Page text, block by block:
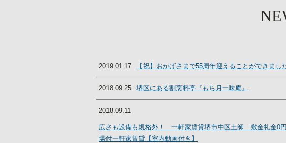
2019.01.17 【祝】おかげさまで55周年迎えることができまし
2018.09.25 堺区にある割烹料亭『もち月一味庵』
2018.09.11
広さも設備も規格外！ 一軒家賃貸堺市中区土師 敷金礼金0
場付一軒家賃貸【室内動画付き】